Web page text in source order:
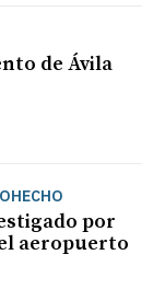
de Ávila
por
aeropuerto